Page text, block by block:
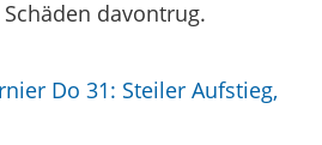
davontrug.
Do 31: Steiler Aufstieg,